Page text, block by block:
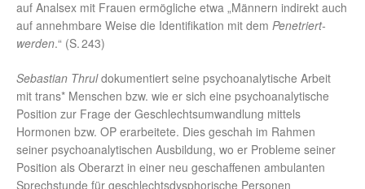
auf Analsex mit Frauen ermögliche etwa „Männern indirekt auch
auf annehmbare Weise die Identifikation mit dem Penetriert-
werden.“ (S. 243)
Sebastian Thruldokumentiert seine psychoanalytische Arbeit
mit trans* Menschen bzw. wie er sich eine psychoanalytische
Position zur Frage der Geschlechtsumwandlung mittels
Hormonen bzw. OP erarbeitete. Dies geschah im Rahmen
seiner psychoanalytischen Ausbildung, wo er Probleme seiner
Position als Oberarzt in einer neu geschaffenen ambulanten
Sprechstunde für geschlechtsdysphorische Personen